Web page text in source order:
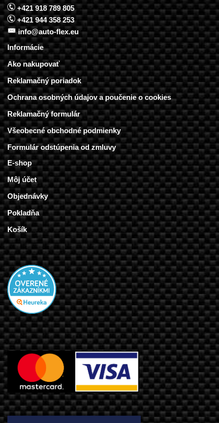
+421 918 789 805
+421 944 358 253
info@auto-flex.eu
Informácie
Ako nakupovať
Reklamačný poriadok
Ochrana osobných údajov a poučenie o cookies
Reklamačný formulár
Všeobecné obchodné podmienky
Formulár odstúpenia od zmluvy
E-shop
Môj účet
Objednávky
Pokladňa
Košík